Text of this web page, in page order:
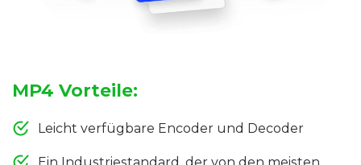
MP4 Vorteile:
Leicht verfügbare Encoder und Decoder